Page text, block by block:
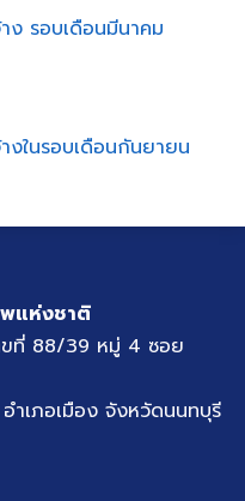
ง รอบเดือนมีนาคม
งในรอบเดือนกันยายน
แห่งชาติ
ขที่ 88/39 หมู่ 4 ซอย
เภอเมือง จังหวัดนนทบุรี